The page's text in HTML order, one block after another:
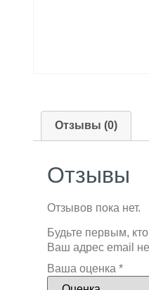
Отзывы (0)
Отзывы
Отзывов пока нет.
Будьте первым,
Ваш адрес email
Ваша оценка *